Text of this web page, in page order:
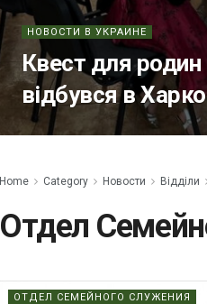
НОВОСТИ В УКРАИНЕ
Квест для родин
відбувся в
Home Category Новости Відділи
Отдел
ОТДЕЛ СЕМЕЙНОГО СЛУЖЕНИЯ